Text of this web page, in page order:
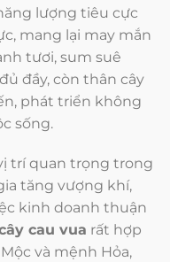
lượng tiêu cực
mang lại may mắn
tươi, sum suê
đầy, còn thân cây
phát triển không
sống.
trí quan trọng trong
tăng vượng khí,
kinh doanh thuận
cau vua rất hợp
và mệnh Hỏa,